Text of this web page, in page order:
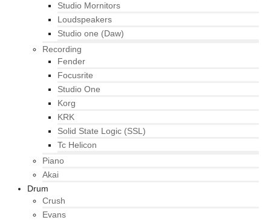
Studio Mornitors
Loudspeakers
Studio one (Daw)
Recording
Fender
Focusrite
Studio One
Korg
KRK
Solid State Logic (SSL)
Tc Helicon
Piano
Akai
Drum
Crush
Evans